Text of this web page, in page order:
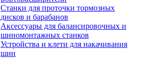
Станки для проточки тормозных
дисков и барабанов
Аксессуары для балансировочных и
шиномонтажных станков
Устройства и клети для накачивания
шин